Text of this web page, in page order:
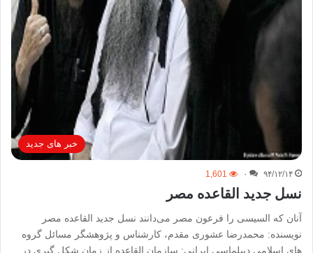
خبر های جدید
۹۴/۱۲/۱۴ ۰ 1,601
نسل جدید القاعده مصر
آنان که السیسی را فرعون مصر می‌دانند نسل جدید القاعده مصر
نویسنده: محمدرضا عشوری مقدم، کارشناس و پژوهشگر مسائل گروه
های اسلامی دیپلماسی ایرانی: سازمان القاعده از زمان شکل گیری در